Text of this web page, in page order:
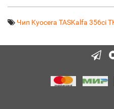
Чип Kyocera TASKalfa 356ci